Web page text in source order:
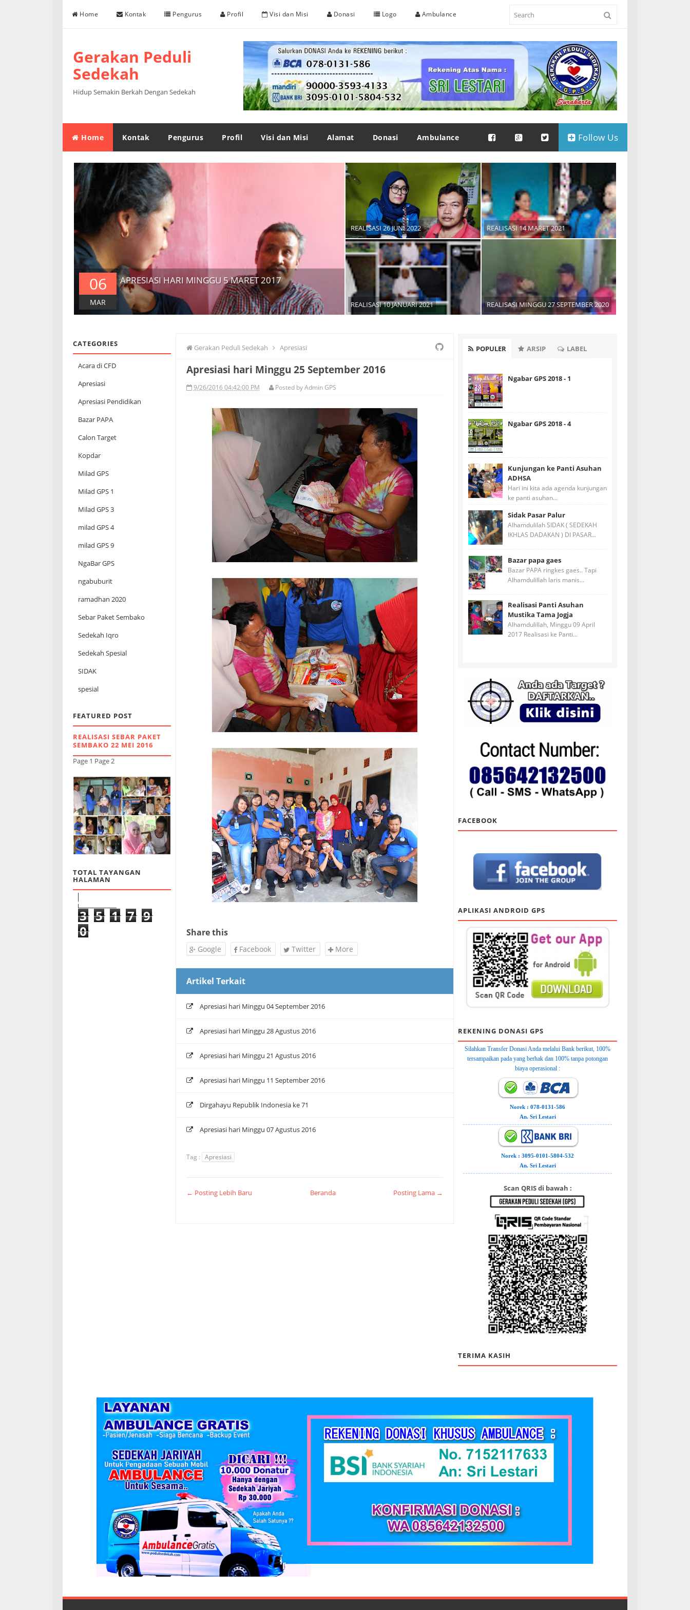
Home Kontak Pengurus Profil Visi dan Misi Donasi Logo Ambulance
Gerakan Peduli
Sedekah
Hidup Semakin Berkah Dengan Sedekah
Home Kontak Pengurus Profil Visi dan Misi Alamat Donasi Ambulance Follow Us
APRESIASI HARI MINGGU 5 MARET 2017
06
MAR
REALISASI 26 JUNI 2022 REALISASI 14 MARET 2021
REALISASI 10 JANUARI 2021 REALISASI MINGGU 27 SEPTEMBER 2020
CATEGORIES
Acara di CFD
Apresiasi
Apresiasi Pendidikan
Bazar PAPA
Calon Target
Kopdar
Milad GPS
Milad GPS 1
Milad GPS 3
milad GPS 4
milad GPS 9
NgaBar GPS
ngabuburit
ramadhan 2020
Sebar Paket Sembako
Sedekah Iqro
Sedekah Spesial
SIDAK
spesial
FEATURED POST
REALISASI SEBAR PAKET
SEMBAKO 22 MEI 2016
Page 1 Page 2
TOTAL TAYANGAN
HALAMAN
3 5 1 7 9
0
Gerakan Peduli Sedekah Apresiasi
Apresiasi hari Minggu 25 September 2016
9/26/2016 04:42:00 PM Posted byAdmin GPS
Share this
Google Facebook Twitter More
Artikel Terkait
Apresiasi hari Minggu 04 September 2016
Apresiasi hari Minggu 28 Agustus 2016
Apresiasi hari Minggu 21 Agustus 2016
Apresiasi hari Minggu 11 September 2016
Dirgahayu Republik Indonesia ke 71
Apresiasi hari Minggu 07 Agustus 2016
Tag : Apresiasi
← Posting Lebih Baru Posting Lama →
Beranda
POPULER ARSIP LABEL
Ngabar GPS 2018 - 1
Ngabar GPS 2018 - 4
Kunjungan ke Panti Asuhan
ADHSA
Hari ini kita ada agenda kunjungan
ke panti asuhan...
Sidak Pasar Palur
Alhamdulilah SIDAK ( SEDEKAH
IKHLAS DADAKAN ) DI PASAR...
Bazar papa gaes
Bazar PAPA ringkes gaes.. Tapi
Alhamdulillah laris manis...
Realisasi Panti Asuhan
Mustika Tama Jogja
Alhamdulillah, Minggu 09 April
2017 Realisasi ke Panti...
FACEBOOK
APLIKASI ANDROID GPS
REKENING DONASI GPS
Silahkan Transfer Donasi Anda melalui Bank berikut, 100%
tersampaikan pada yang berhak dan 100% tanpa potongan
biaya operasional :
Norek : 078-0131-586
An. Sri Lestari
Norek : 3095-0101-5804-532
An. Sri Lestari
Scan QRIS di bawah :
TERIMA KASIH